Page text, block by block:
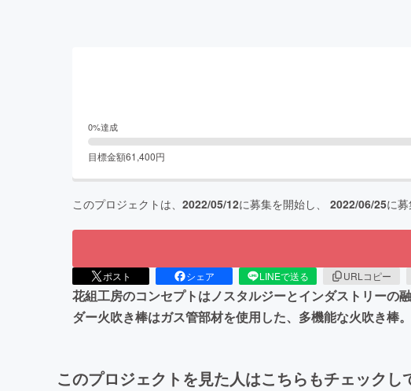
0%達成
目標金額61,400円
このプロジェクトは、 2022/05/12に募集を開始し、 2022/06/25に
ポスト シェア LINEで送る URLコピー
花組工房のコンセプトはノスタルジーとインダストリーの
ダー火吹き棒はガス管部材を使用した、多機能な火吹き棒
このプロジェクトを見た人はこちらもチェックし